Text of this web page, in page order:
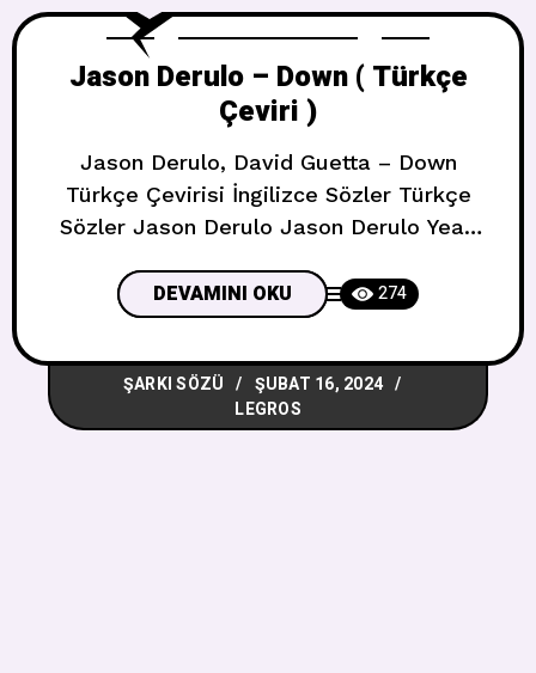
Jason Derulo – Down ( Türkçe
Çeviri )
Jason Derulo, David Guetta – Down
Türkçe Çevirisi İngilizce Sözler Türkçe
Sözler Jason Derulo Jason Derulo Yeah
aşağı, aşağı, aşağı What happen at the
club stay at the club Kulüpte olanlar
kulüpte kalır We ain’t gotta tell nobody
Kimseye söylememize gerek yok Lady in
the streets, freak in the
DEVAMINI OKU 274
ŞARKI SÖZÜ
ŞUBAT 16, 2024
LEGROS